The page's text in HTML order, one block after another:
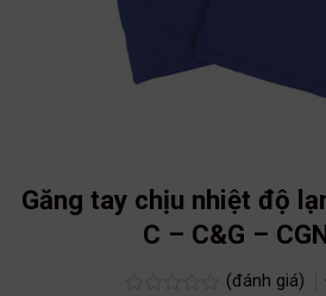
Găng tay chịu nhiệt độ
C – C&G –
(đánh giá)